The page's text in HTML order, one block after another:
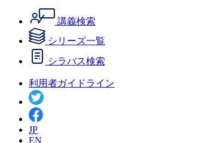
講義検索
シリーズ一覧
シラバス検索
利用者ガイドライン
JP
EN